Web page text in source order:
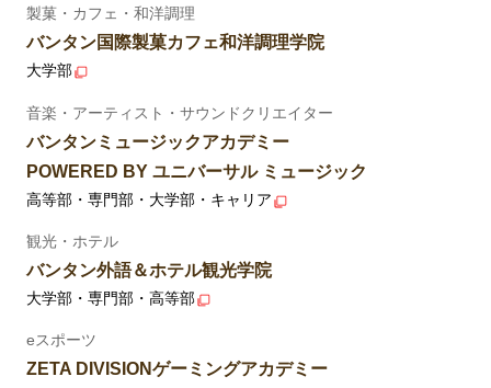
製菓・カフェ・和洋調理
バンタン国際製菓カフェ和洋調理学院
大学部
音楽・アーティスト・サウンドクリエイター
バンタンミュージックアカデミー
POWERED BY ユニバーサル ミュージック
高等部・専門部・大学部・キャリア
観光・ホテル
バンタン外語＆ホテル観光学院
大学部・専門部・高等部
eスポーツ
ZETA DIVISIONゲーミングアカデミー